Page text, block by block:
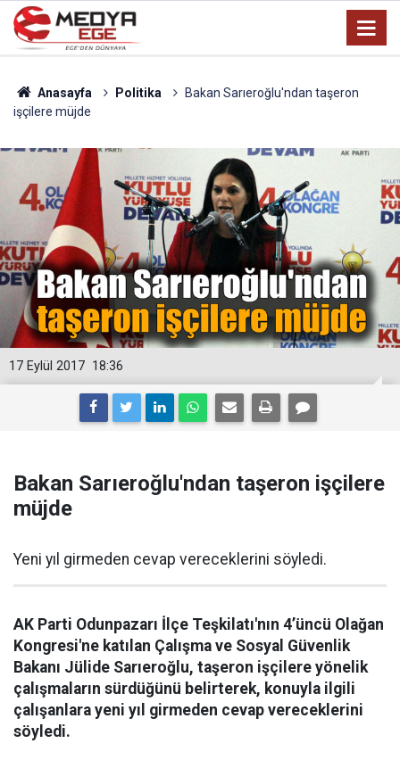
Anasayfa Politika
Bakan Sarıeroğlu'ndan taşeron
işçilere müjde
18:36
17 Eylül 2017
Bakan Sarıeroğlu'ndan taşeron işçilere
müjde
Yeni yıl girmeden cevap vereceklerini söyledi.
AK Parti Odunpazarı İlçe Teşkilatı'nın 4’üncü Olağan
Kongresi'ne katılan Çalışma ve Sosyal Güvenlik
Bakanı Jülide Sarıeroğlu, taşeron işçilere yönelik
çalışmaların sürdüğünü belirterek, konuyla ilgili
çalışanlara yeni yıl girmeden cevap vereceklerini
söyledi.